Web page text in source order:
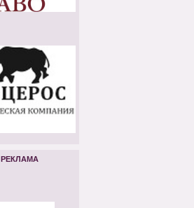
РЕКЛАМА